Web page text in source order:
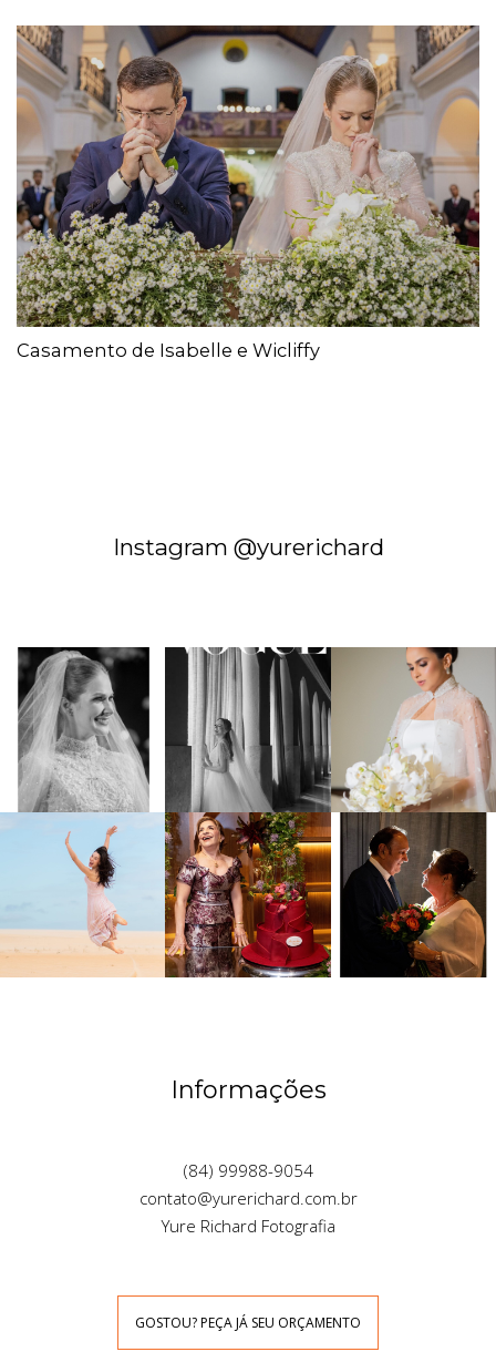
Casamento de Isabelle e Wicliffy
Instagram @yurerichard
Informações
(84) 99988-9054
contato@yurerichard.com.br
Yure Richard Fotografia
GOSTOU? PEÇA JÁ SEU ORÇAMENTO